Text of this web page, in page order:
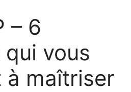
– 6
vous
à maîtriser